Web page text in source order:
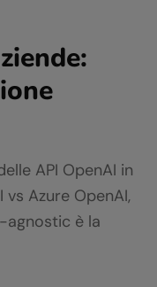
API OpenAI in
vs Azure OpenAI,
è la